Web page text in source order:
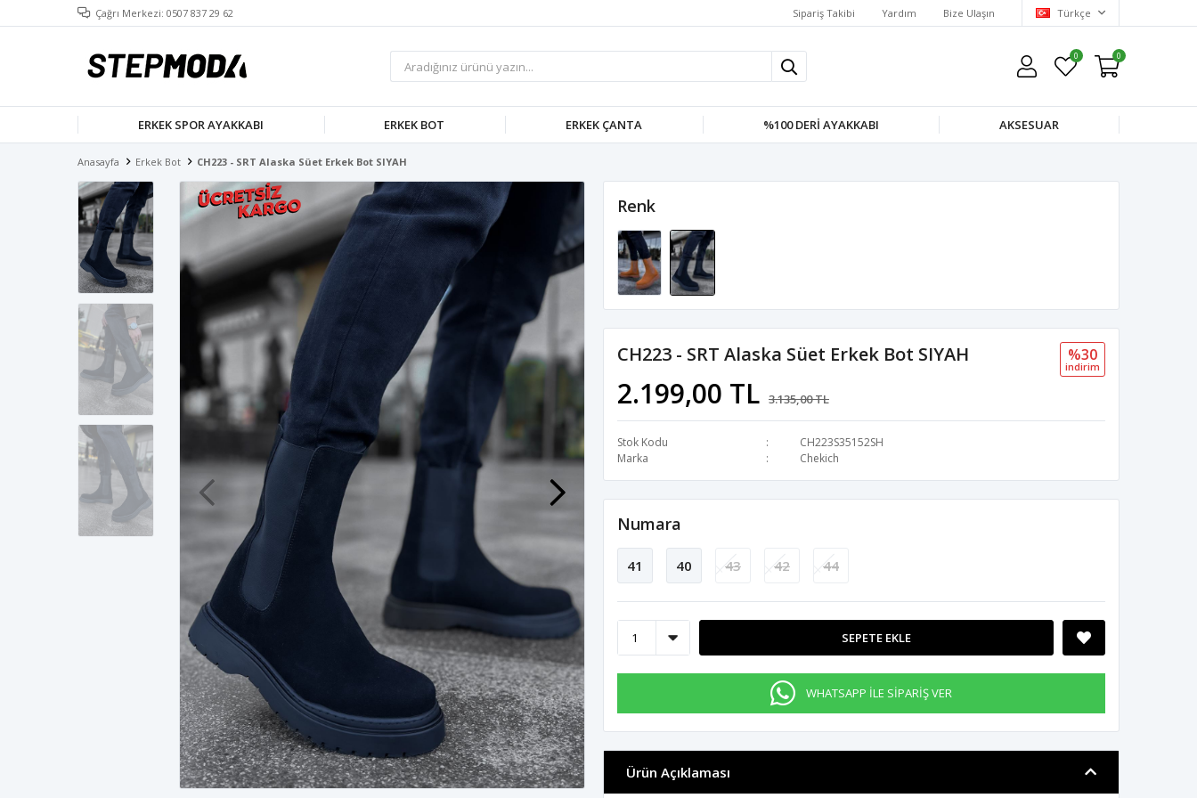
Çağrı Merkezi: 0507 837 29 62 Sipariş Takibi Yardım Bize Ulaşın Türkçe
0 0
ERKEK SPOR AYAKKABI ERKEK BOT ERKEK ÇANTA %100 DERI AYAKKABI AKSESUAR
Anasayfa Erkek Bot CH223 - SRT Alaska Süet Erkek Bot SIYAH
CH223 - SRT Alaska Süet Erkek Bot SIYAH
2.199,00 TL 3.135,00 TL
%30
i̇ndi̇ri̇m
Stok Kodu
CH223S35152SH
Marka
Chekich
Renk
Numara
41 40 43 42 44
SEPETE EKLE
WHATSAPP İLE SİPARİŞ VER
Ürün Açıklaması